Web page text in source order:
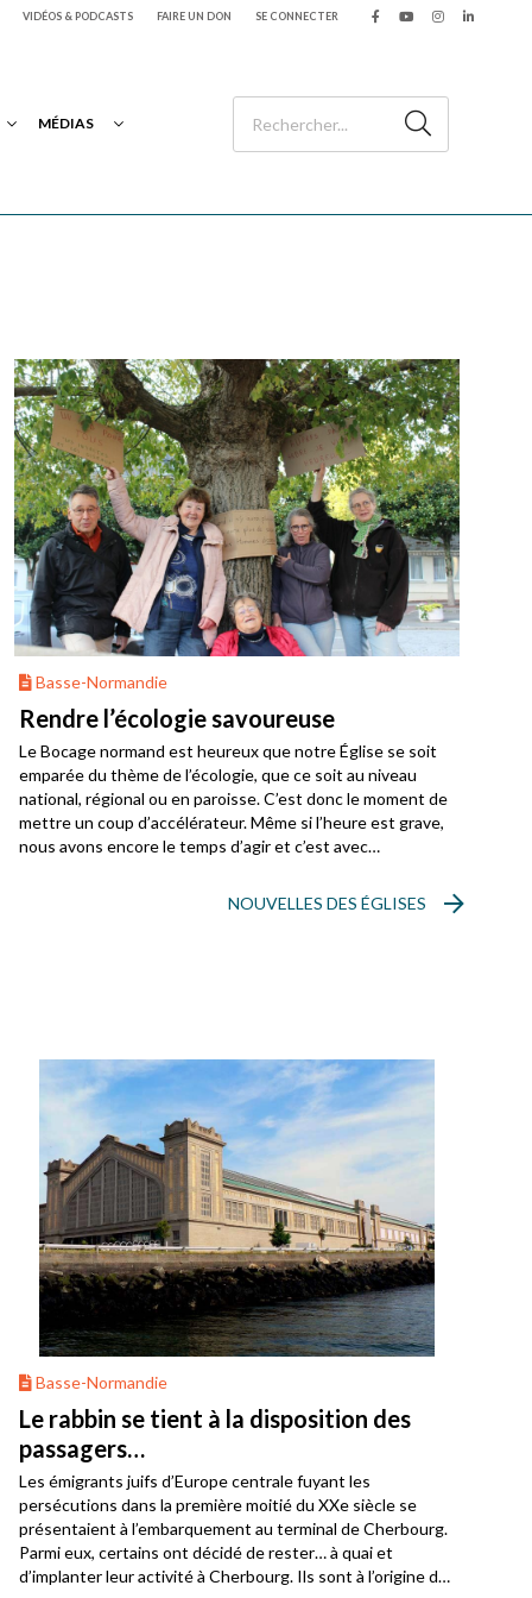
VIDÉOS & PODCASTS FAIRE UN DON SE CONNECTER
MÉDIAS
Basse-Normandie
Rendre l’écologie savoureuse
Le Bocage normand est heureux que notre Église se soit
emparée du thème de l’écologie, que ce soit au niveau
national, régional ou en paroisse. C’est donc le moment de
mettre un coup d’accélérateur. Même si l’heure est grave,
nous avons encore le temps d’agir et c’est avec
Synode national de Paris-Sète 2021.NOUVELLES DES ÉGLISES
Basse-Normandie
Le rabbin se tient à la disposition des
passagers…
Les émigrants juifs d’Europe centrale fuyant les
persécutions dans la première moitié du XXe siècle se
présentaient à l’embarquement au terminal de Cherbourg.
Parmi eux, certains ont décidé de rester… à quai et
d’implanter leur activité à Cherbourg. Ils sont à l’origine de